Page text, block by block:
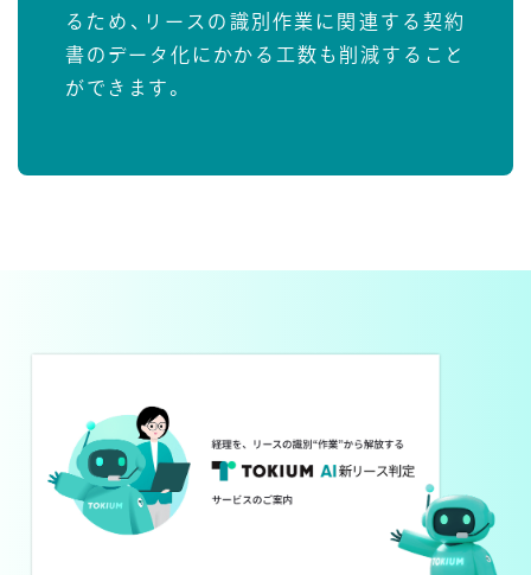
るため、リースの識別作業に関連する契約
書のデータ化にかかる工数も削減すること
ができます。